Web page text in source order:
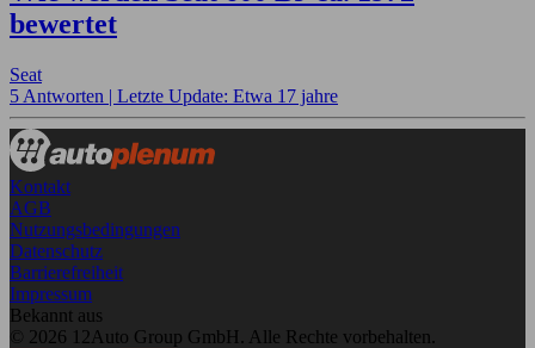
bewertet
Seat
5 Antworten | Letzte Update: Etwa 17 jahre
Kontakt
AGB
Nutzungsbedingungen
Datenschutz
Barrierefreiheit
Impressum
Bekannt aus
© 2026 12Auto Group GmbH. Alle Rechte vorbehalten.